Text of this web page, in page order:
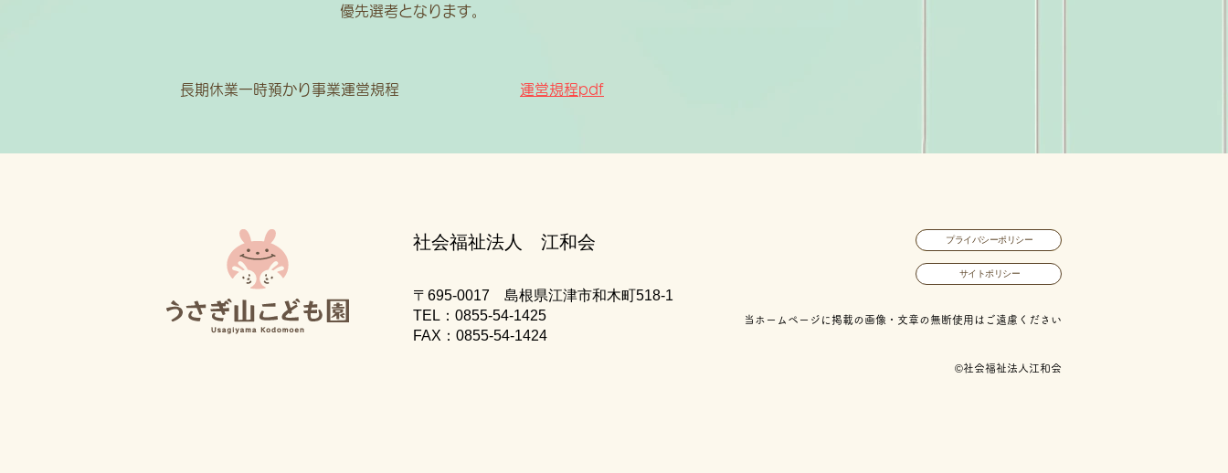
優先選考となります。
長期休業一時預かり事業運営規程 運営規程pdf
社会福祉法人 江和会 プライバシーポリシー
サイトポリシー
〒695-0017 島根県江津市和木町518-1
​TEL：0855-54-1425
FAX：0855-54-1424
当ホームページに掲載の画像・文章の無断使用はご遠慮ください
©社会福祉法人江和会